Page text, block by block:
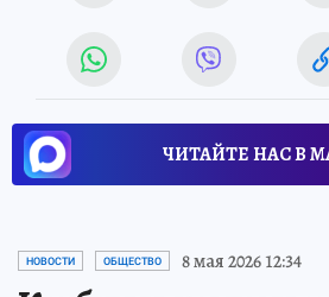
ЧИТАЙТЕ НАС В
НОВОСТИ ОБЩЕСТВО 8 мая 2026 12:34